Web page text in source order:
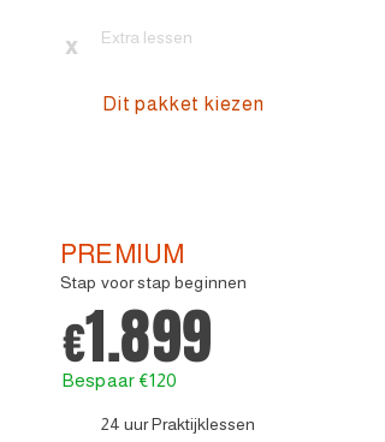
Extra lessen
x
Dit pakket kiezen
PREMIUM
Stap voor stap beginnen
€1.899
Bespaar €120
24 uur Praktijklessen